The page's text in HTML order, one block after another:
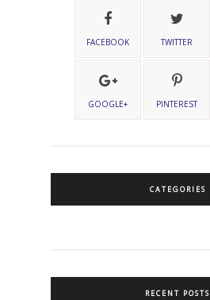
FACEBOOK TWITTER
GOOGLE+ PINTEREST
CATEGORIES
RECENT POSTS